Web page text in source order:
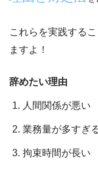
これらを実践するこ
ますよ！
辞めたい理由
人間関係が悪い
業務量が多すぎ
拘束時間が長い